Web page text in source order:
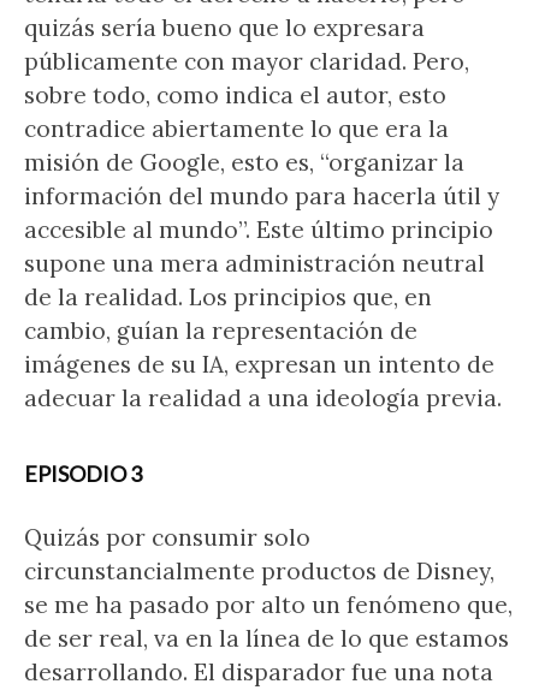
quizás sería bueno que lo expresara
públicamente con mayor claridad. Pero,
sobre todo, como indica el autor, esto
contradice abiertamente lo que era la
misión de Google, esto es, “organizar la
información del mundo para hacerla útil y
accesible al mundo”. Este último principio
supone una mera administración neutral
de la realidad. Los principios que, en
cambio, guían la representación de
imágenes de su IA, expresan un intento de
adecuar la realidad a una ideología previa.
EPISODIO 3
Quizás por consumir solo
circunstancialmente productos de Disney,
se me ha pasado por alto un fenómeno que,
de ser real, va en la línea de lo que estamos
desarrollando. El disparador fue una nota